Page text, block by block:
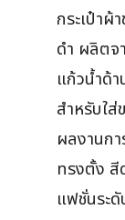
กระเป๋า
ดำ ผลิตจ
แก้วน้ำด้า
สำหรับใ
ผลงานก
ทรงตั้ง สี
แฟชั่นระ